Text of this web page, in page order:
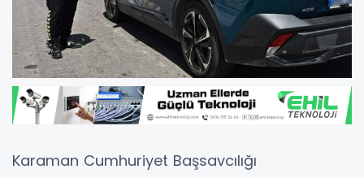
Karaman Cumhuriyet Başsavcılığı